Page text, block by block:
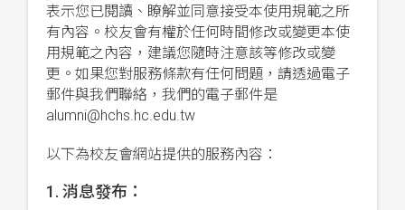
表示您已閱讀、瞭解並同意接受本使用規範之所
有內容。校友會有權於任何時間修改或變更本使
用規範之內容，建議您隨時注意該等修改或變
更。如果您對服務條款有任何問題，請透過電子
郵件與我們聯絡，我們的電子郵件是
alumni@hchs.hc.edu.tw
以下為校友會網站提供的服務內容：
1. 消息發布：